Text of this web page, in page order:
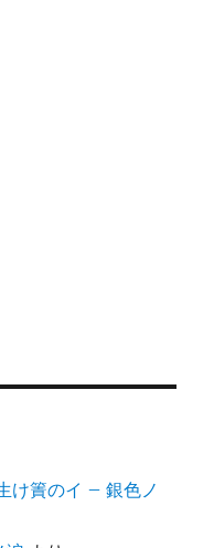
け簀のイ – 銀色ノ